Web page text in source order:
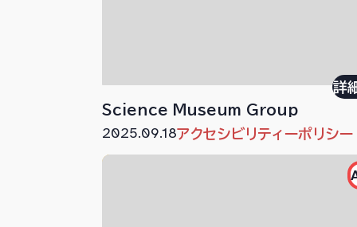
Science Museum Group
詳
2025.09.18アクセシビリティーポリシー